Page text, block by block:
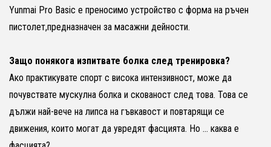
Yunmai Pro Basic е преносимо устройство с форма на ръчен
пистолет,предназначен за масажни дейности.
Защо понякога изпитвате болка след тренировка?
Ако практикувате спорт с висока интензивност, може да
почувствате мускулна болка и скованост след това. Това се
дължи най-вече на липса на гъвкавост и повтарящи се
движения, които могат да увредят фасцията. Но ... каква е